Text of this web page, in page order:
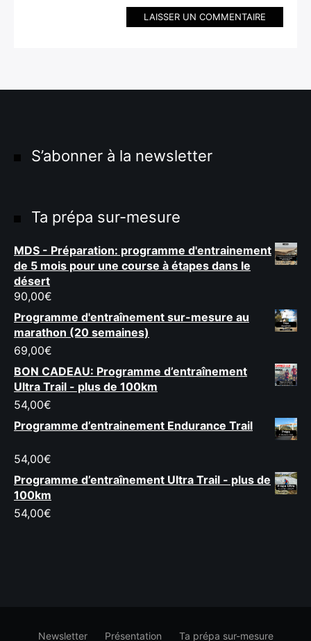
LAISSER UN COMMENTAIRE
S’abonner à la newsletter
Ta prépa sur-mesure
MDS - Préparation: programme d'entrainement
de 5 mois pour une course à étapes dans le
désert
90,00€
Programme d'entraînement sur-mesure au
marathon (20 semaines)
69,00€
BON CADEAU: Programme d’entraînement
Ultra Trail - plus de 100km
54,00€
Programme d’entrainement Endurance Trail
54,00€
Programme d’entraînement Ultra Trail - plus de
100km
54,00€
Newsletter Présentation
Ta prépa sur-mesure